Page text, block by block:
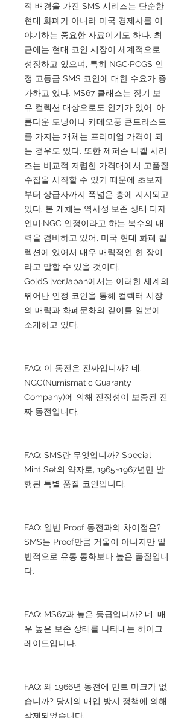
적 배경을 가진 SMS 시리즈는 단순한
현대 화폐가 아니라 미국 경제사를 이
야기하는 중요한 자료이기도 하다. 최
근에는 현대 코인 시장이 세계적으로
성장하고 있으며, 특히 NGC·PCGS 인
정 고등급 SMS 코인에 대한 수요가 증
가하고 있다. MS67 클래스는 장기 보
유 컬렉션 대상으로도 인기가 있어, 아
름다운 토닝이나 카메오풍 콘트라스트
를 가지는 개체는 프리미엄 가격이 되
는 경우도 있다. 또한 제퍼슨 니켈 시리
즈는 비교적 저렴한 가격대에서 고품질
수집을 시작할 수 있기 때문에 초보자
부터 상급자까지 폭넓은 층에 지지되고
있다. 본 개체는 역사성·보존 상태·디자
인미·NGC 인정이라고 하는 복수의 매
력을 겸비하고 있어, 미국 현대 화폐 컬
렉션에 있어서 매우 매력적인 한 장이
라고 말할 수 있을 것이다.
GoldSilverJapan에서는 이러한 세계의
뛰어난 인정 코인을 통해 컬렉터 시장
의 매력과 화폐문화의 깊이를 일본에
소개하고 있다.
FAQ: 이 동전은 진짜입니까? 네.
NGC(Numismatic Guaranty
Company)에 의해 진정성이 보증된 진
짜 동전입니다.
FAQ: SMS란 무엇입니까? Special
Mint Set의 약자로, 1965~1967년만 발
행된 특별 품질 코인입니다.
FAQ: 일반 Proof 동전과의 차이점은?
SMS는 Proof만큼 거울이 아니지만 일
반적으로 유통 통화보다 높은 품질입니
다.
FAQ: MS67과 높은 등급입니까? 네. 매
우 높은 보존 상태를 나타내는 하이그
레이드입니다.
FAQ: 왜 1966년 동전에 민트 마크가 없
습니까? 당시의 매입 방지 정책에 의해
삭제되었습니다.